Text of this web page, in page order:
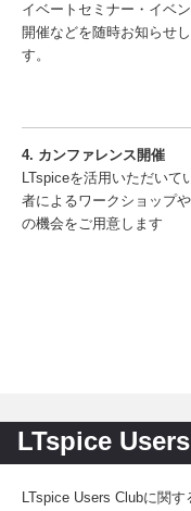
イベートセミナー・イベ
開催などを随時お知らせし
す。
4. カンファレンス開催
LTspiceを活用いただいて
者によるワークショップ
の機会をご用意します
LTspice
LTspice Users Clubに関す